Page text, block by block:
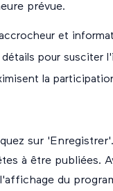
prévue.
et
pour susciter
la
sur
à être publiées.
du